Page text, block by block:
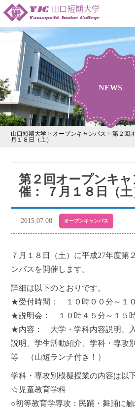
NEWS
山口短期大学 > オープンキャンパス >第２回
月１８日（土）
第２回オープンキャ
催： ７月１８日（土
2015.07.08 オープンキャンパス
７月１８日（土）に平成27年度第
ンパスを開催します。
詳細は以下のとおりです。
★受付時間： １０時００分～１
★説明会： １０時４５分～１５
★内容： 大学・学科内容説明、
説明、学生活動紹介、学科・専攻
等 （山短ランチ付き！）
学科・専攻別模擬授業の内容は以
☆児童教育学科
○初等教育学専攻：民踊・舞踊に触